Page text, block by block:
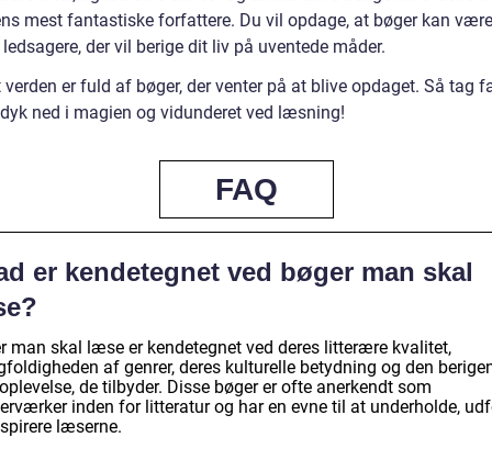
mest fantastiske forfattere. Du vil opdage, at bøger kan være
der vil berige dit liv på uventede måder.
verden er fuld af bøger, der venter på at blive opdaget. Så tag
ned i magien og vidunderet ved læsning!
FAQ
er kendetegnet ved bøger man skal
man skal læse er kendetegnet ved deres litterære kvalitet,
af genrer, deres kulturelle betydning og den
de tilbyder. Disse bøger er ofte anerkendt som
inden for litteratur og har en evne til at underholde,
læserne.